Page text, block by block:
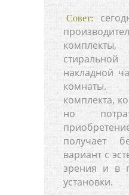
Совет:
накладной
комнаты.
комплекта,
но
получает
вариант с
зрения и в
установки.